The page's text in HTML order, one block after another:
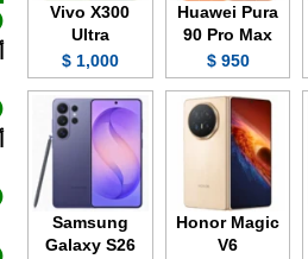
Huawei Pura
90 Pro Max
950 $
Vivo X300
Ultra
1,000 $
Honor Magic
V6
Samsung
Galaxy S26